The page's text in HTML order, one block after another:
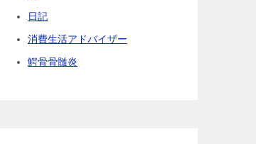
日記
消費生活アドバイザー
鰐骨骨髄炎